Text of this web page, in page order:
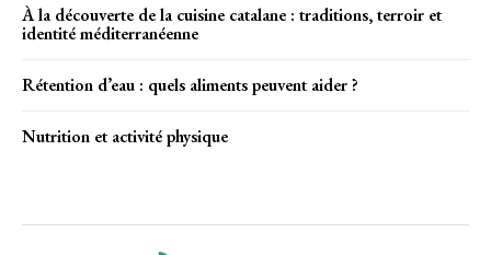
À la découverte de la cuisine catalane : traditions, terroir et
identité méditerranéenne
Rétention d’eau : quels aliments peuvent aider ?
Nutrition et activité physique